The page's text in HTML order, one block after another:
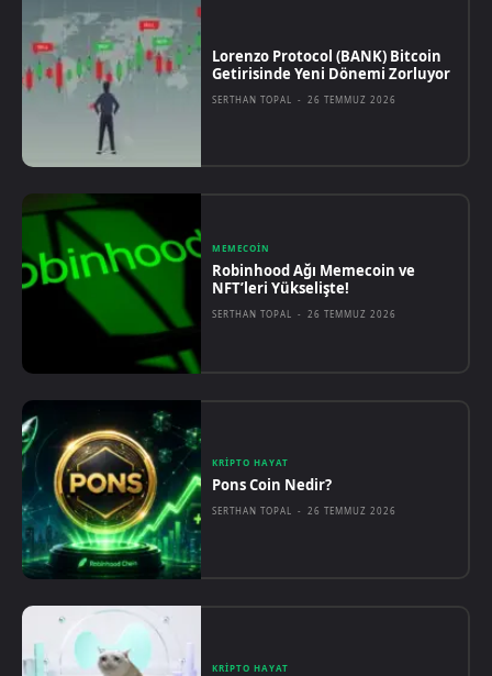
Lorenzo Protocol (BANK) Bitcoin
Getirisinde Yeni Dönemi Zorluyor
SERTHAN TOPAL - 26 TEMMUZ 2026
MEMECOIN
Robinhood Ağı Memecoin ve
NFT’leri Yükselişte!
SERTHAN TOPAL - 26 TEMMUZ 2026
KRIPTO HAYAT
Pons Coin Nedir?
SERTHAN TOPAL - 26 TEMMUZ 2026
KRIPTO HAYAT